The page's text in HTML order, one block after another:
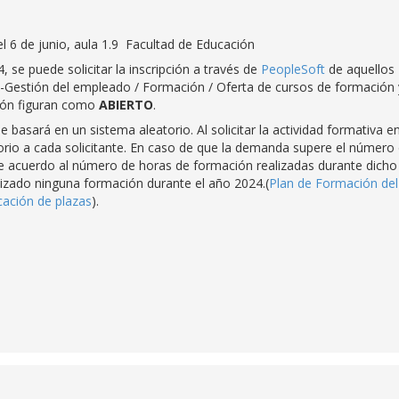
6 de junio, aula 1.9 Facultad de Educación
se puede solicitar la inscripción a través de PeopleSoft de aquellos
del empleado / Formación / Oferta de cursos de formación
figuran como ABIERTO.
basará en un sistema aleatorio. Al solicitar la actividad formativa
a cada solicitante. En caso de que la demanda supere el número
acuerdo al número de horas de formación realizadas durante dicho
ninguna formación durante el año 2024.(Plan de Formación del
de plazas).